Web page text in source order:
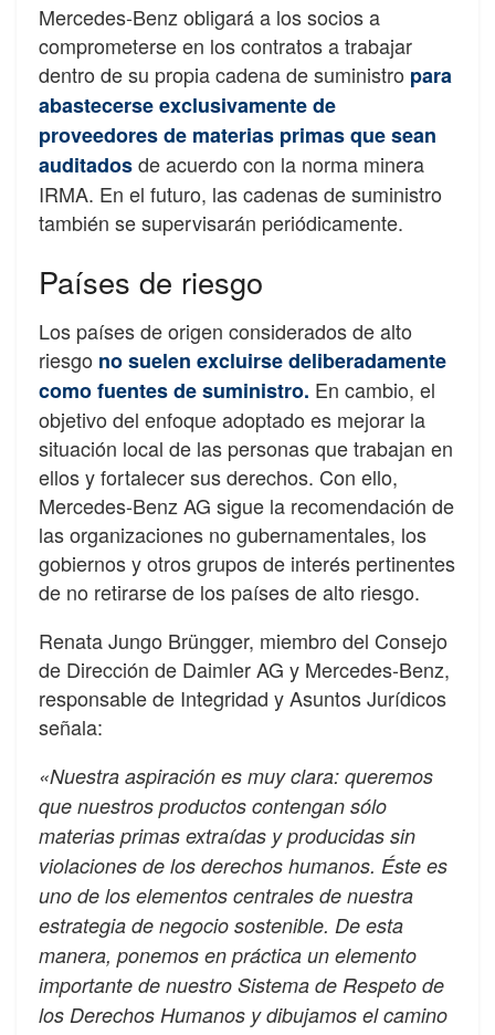
Mercedes-Benz obligará a los socios a
comprometerse en los contratos a trabajar
dentro de su propia cadena de suministro para
abastecerse exclusivamente de
proveedores de materias primas que sean
auditadosde acuerdo con la norma minera
IRMA. En el futuro, las cadenas de suministro
también se supervisarán periódicamente.
Países de riesgo
Los países de origen considerados de alto
riesgo no suelen excluirse deliberadamente
como fuentes de suministro. En cambio, el
objetivo del enfoque adoptado es mejorar la
situación local de las personas que trabajan en
ellos y fortalecer sus derechos. Con ello,
Mercedes-Benz AG sigue la recomendación de
las organizaciones no gubernamentales, los
gobiernos y otros grupos de interés pertinentes
de no retirarse de los países de alto riesgo.
Renata Jungo Brüngger, miembro del Consejo
de Dirección de Daimler AG y Mercedes-Benz,
responsable de Integridad y Asuntos Jurídicos
señala:
«Nuestra aspiración es muy clara: queremos
que nuestros productos contengan sólo
materias primas extraídas y producidas sin
violaciones de los derechos humanos. Éste es
uno de los elementos centrales de nuestra
estrategia de negocio sostenible. De esta
manera, ponemos en práctica un elemento
importante de nuestro Sistema de Respeto de
los Derechos Humanos y dibujamos el camino